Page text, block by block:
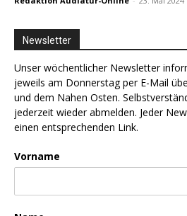
Newsletter
Unser wöchentlicher Newsletter
jeweils am Donnerstag per E-Mail
und dem Nahen Osten.
jederzeit wieder abmelden. Jeder
einen entsprechenden Link.
Vorname